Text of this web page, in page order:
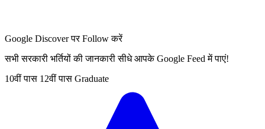
Google Discover पर Follow करें
सभी सरकारी भर्तियों की जानकारी सीधे आपके Google Feed में पाएं!
10वीं पास 12वीं पास Graduate